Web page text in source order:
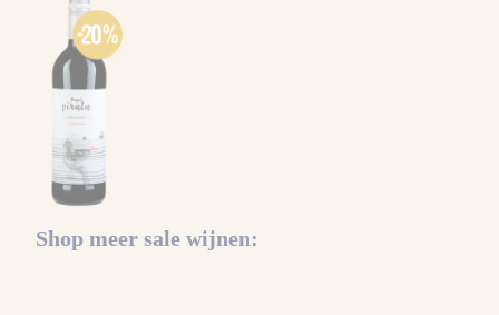
Shop meer sale wijnen: